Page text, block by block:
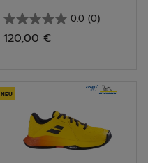
0.0 (0)
0.0
von
120,00 €
NEU